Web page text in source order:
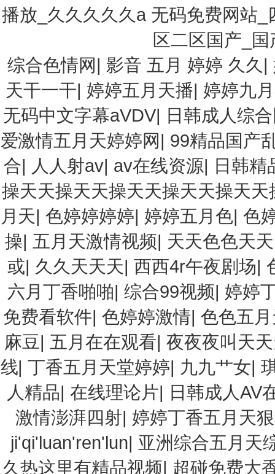
播放_久久久久久a 无码免费网站
区二区国产_
综合色情网| 影音 五月 婷婷 久久 |
天干一干| 婷婷五月天播| 婷婷九
无码中文字幕aVDV| 日韩成人综
爱激情五月天婷婷网| 99精品国产
合| 人人射av| av在线资源| 日韩精
操天天操天天操天天操天天操天
月天|色婷婷婷婷| 婷婷五月色|色
操| 五月天激情视频| 天天色色天天
或| 久久天天天|西西4r午夜剧场|
六月丁香啪啪| 综合99视频| 婷婷
免费看软件| 色婷婷激情| 色色五
麻豆| 五月在在观看| 夜夜夜叫天
线|丁香五月天堂婷婷| 九九艹女|
人精品|在线理论片| 日韩成人AV
激情澎湃四射| 婷婷丁香五月天
ji'qi'luan'ren'lun| 亚洲综合五月天
久热这里有精品视频| 超碰免费大